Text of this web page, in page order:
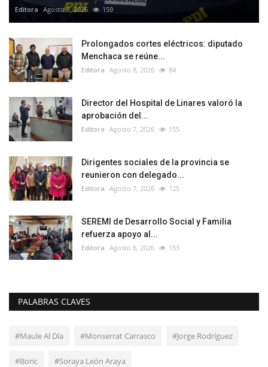
Editora Agosto 8, 2026 159
Prolongados cortes eléctricos: diputado
Menchaca se reúne...
Editora Agosto 8, 2026 84
Director del Hospital de Linares valoró la
aprobación del...
Editora Agosto 7, 2026 155
Dirigentes sociales de la provincia se
reunieron con delegado...
Editora Agosto 7, 2026 125
SEREMI de Desarrollo Social y Familia
refuerza apoyo al...
Editora Agosto 6, 2026 153
PALABRAS CLAVES
#Maule Al Día #Monserrat Carrasco #Jorge Rodríguez
#Boric #Soraya León Araya